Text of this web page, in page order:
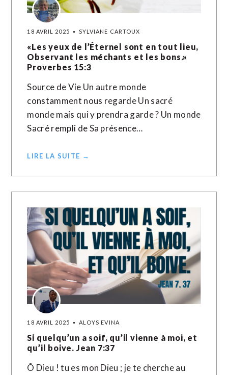
18 AVRIL 2025 SYLVIANE CARTOUX
«Les yeux de l’Éternel sont en tout lieu,
Observant les méchants et les bons.»
Proverbes‬ ‭15‬:‭3‬ ‭
Source de Vie Un autre monde
constamment nous regarde Un sacré
monde mais qui y prendra garde ? Un monde
Sacré rempli de Sa présence…
LIRE LA SUITE →
18 AVRIL 2025 ALOYS EVINA
Si quelqu’un a soif, qu’il vienne à moi, et
qu’il boive. Jean 7:37
Ô Dieu ! tu es mon Dieu ; je te cherche au